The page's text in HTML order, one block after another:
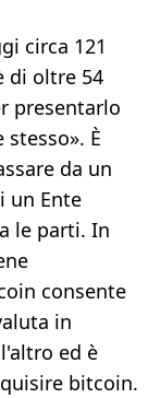
circa 121
di oltre 54
presentarlo
È
da un
un Ente
le parti. In
consente
in
ed è
bitcoin.